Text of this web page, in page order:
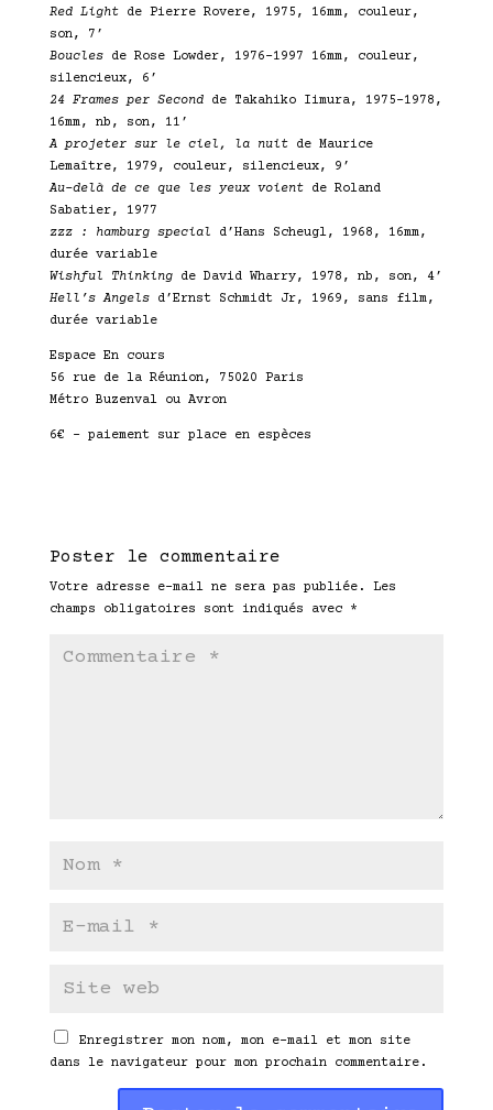
Red Lightde Pierre Rovere, 1975, 16mm, couleur,
son, 7’
Boucles de Rose Lowder, 1976-1997 16mm, couleur,
silencieux, 6’
24 Frames per Second de Takahiko Iimura, 1975-1978,
16mm, nb, son, 11’
A projeter sur le ciel, la nuitde Maurice
Lemaître, 1979, couleur, silencieux, 9’
Au-delà de ce que les yeux voient de Roland
Sabatier, 1977
zzz : hamburg special d’Hans Scheugl, 1968, 16mm,
durée variable
Wishful Thinking de David Wharry, 1978, nb, son, 4’
Hell’s Angels d’Ernst Schmidt Jr, 1969, sans film,
durée variable
Espace En cours
56 rue de la Réunion, 75020 Paris
Métro Buzenval ou Avron
6€ – paiement sur place en espèces
Poster le commentaire
Votre adresse e-mail ne sera pas publiée.
Les
champs obligatoires sont indiqués avec *
Enregistrer mon nom, mon e-mail et mon site
dans le navigateur pour mon prochain commentaire.